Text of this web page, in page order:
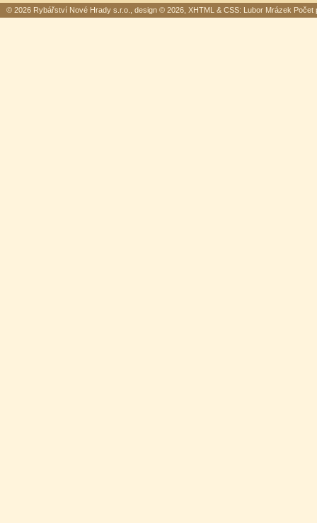
© 2026 Rybářství Nové Hrady s.r.o., design © 2026, XHTML & CSS: Lubor Mrázek Počet